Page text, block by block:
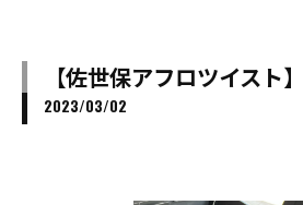
【佐世保アフロツイスト】
2023/03/02